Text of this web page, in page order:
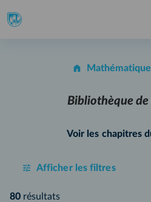
Bibliothèque de
Voir les chapitres
Afficher les filtres
80 résultats